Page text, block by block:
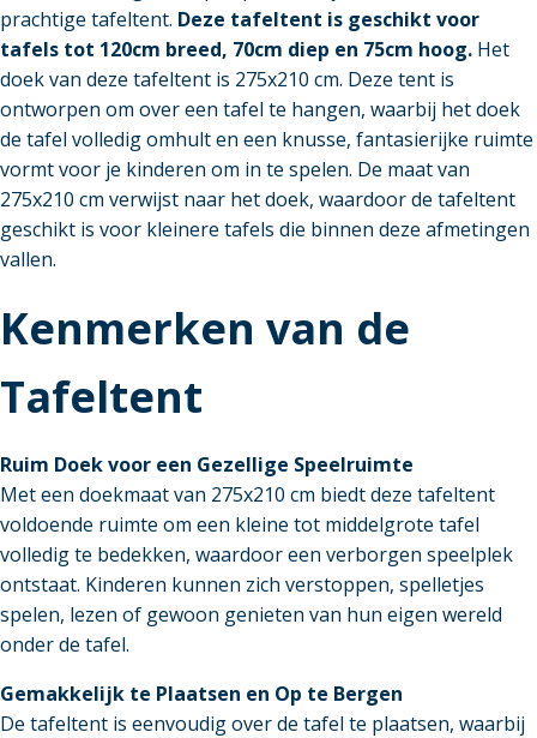
prachtige tafeltent. Deze tafeltent is geschikt voor
tafels tot 120cm breed, 70cm diep en 75cm hoog. Het
doek van deze tafeltent is 275x210 cm. Deze tent is
ontworpen om over een tafel te hangen, waarbij het doek
de tafel volledig omhult en een knusse, fantasierijke ruimte
vormt voor je kinderen om in te spelen. De maat van
275x210 cm verwijst naar het doek, waardoor de tafeltent
geschikt is voor kleinere tafels die binnen deze afmetingen
vallen.
Kenmerken van de
Tafeltent
Ruim Doek voor een Gezellige Speelruimte
Met een doekmaat van 275x210 cm biedt deze tafeltent
voldoende ruimte om een kleine tot middelgrote tafel
volledig te bedekken, waardoor een verborgen speelplek
ontstaat. Kinderen kunnen zich verstoppen, spelletjes
spelen, lezen of gewoon genieten van hun eigen wereld
onder de tafel.
Gemakkelijk te Plaatsen en Op te Bergen
De tafeltent is eenvoudig over de tafel te plaatsen, waarbij